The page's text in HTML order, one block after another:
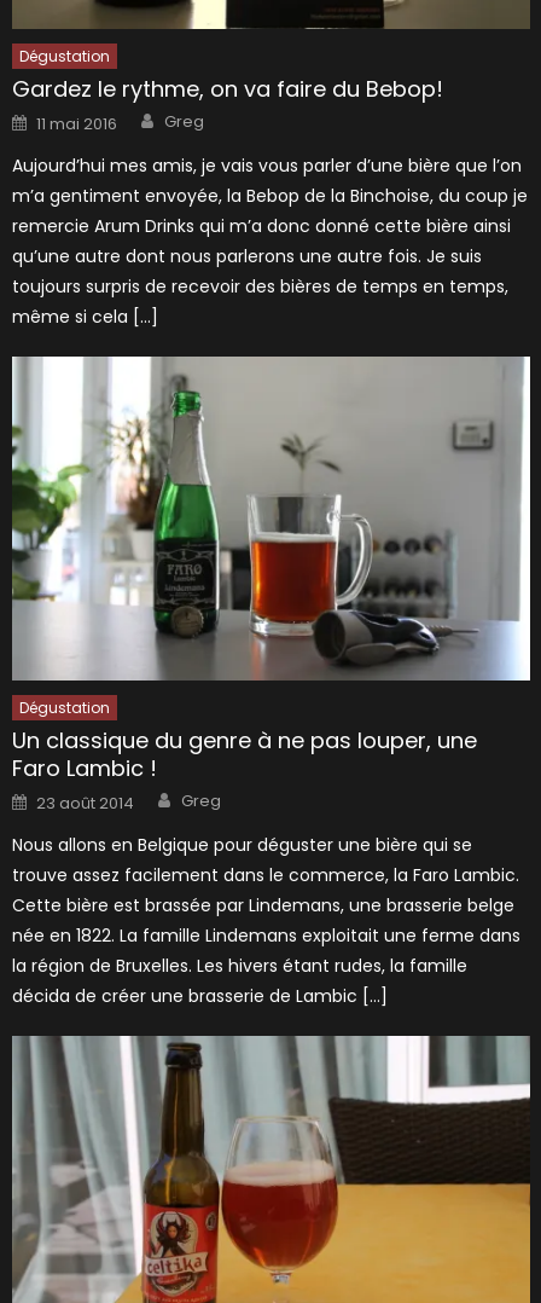
Dégustation
Gardez le rythme, on va faire du Bebop!
Posted
on
11 mai 2016 Author
Greg
Aujourd’hui mes amis, je vais vous parler d’une bière que l’on
m’a gentiment envoyée, la Bebop de la Binchoise, du coup je
remercie Arum Drinks qui m’a donc donné cette bière ainsi
qu’une autre dont nous parlerons une autre fois. Je suis
toujours surpris de recevoir des bières de temps en temps,
même si cela […]
Dégustation
Un classique du genre à ne pas louper, une
Faro Lambic !
Posted
on
23 août 2014 Author
Greg
Nous allons en Belgique pour déguster une bière qui se
trouve assez facilement dans le commerce, la Faro Lambic.
Cette bière est brassée par Lindemans, une brasserie belge
née en 1822. La famille Lindemans exploitait une ferme dans
la région de Bruxelles. Les hivers étant rudes, la famille
décida de créer une brasserie de Lambic […]